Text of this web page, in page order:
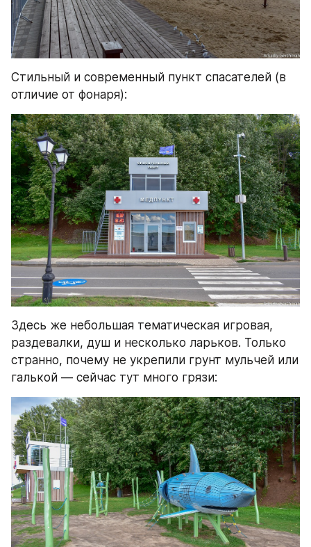
Стильный и современный пункт спасателей (в
отличие от фонаря):
Здесь же небольшая тематическая игровая,
раздевалки, душ и несколько ларьков. Только
странно, почему не укрепили грунт мульчей или
галькой — сейчас тут много грязи: